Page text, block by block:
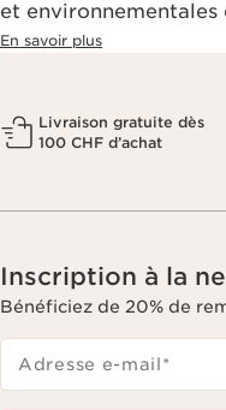
et environnementales
En savoir plus
Livraison gratuite dès
100 CHF d’achat
Inscription à la
Bénéficiez de 20% de
Adresse e-mail*